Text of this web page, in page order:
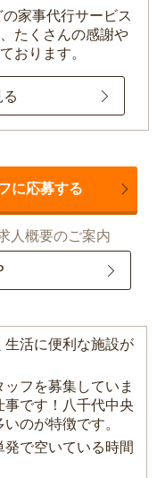
家事代行サービス
たくさんの感謝や
おります。
に応募する
人概要のご案内
生活に便利な施設が
フを募集していま
です！八千代中央
のが特徴です。
で空いている時間